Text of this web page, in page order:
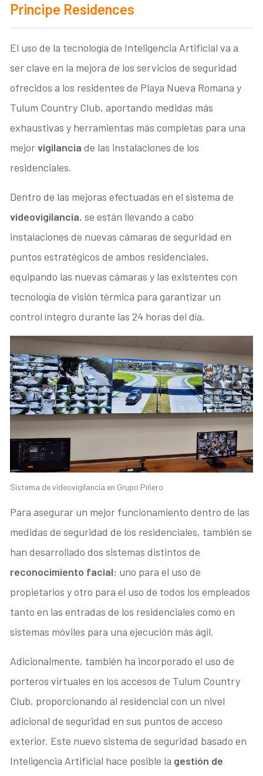
Principe Residences
El uso de la tecnología de Inteligencia Artificial va a
ser clave en la mejora de los servicios de seguridad
ofrecidos a los residentes de Playa Nueva Romana y
Tulum Country Club, aportando medidas más
exhaustivas y herramientas más completas para una
mejorvigilanciade las instalaciones de los
residenciales.
Dentro de las mejoras efectuadas en el sistema de
videovigilancia, se están llevando a cabo
instalaciones de nuevas cámaras de seguridad en
puntos estratégicos de ambos residenciales,
equipando las nuevas cámaras y las existentes con
tecnología de visión térmica para garantizar un
control íntegro durante las 24 horas del día.
Sistema de videovigilancia en Grupo Piñero
Para asegurar un mejor funcionamiento dentro de las
medidas de seguridad de los residenciales, también se
han desarrollado dos sistemas distintos de
reconocimiento facial; uno para el uso de
propietarios y otro para el uso de todos los empleados
tanto en las entradas de los residenciales como en
sistemas móviles para una ejecución más ágil.
Adicionalmente, también ha incorporado el uso de
porteros virtuales en los accesos de Tulum Country
Club, proporcionando al residencial con un nivel
adicional de seguridad en sus puntos de acceso
exterior. Este nuevo sistema de seguridad basado en
Inteligencia Artificial hace posible la gestión de